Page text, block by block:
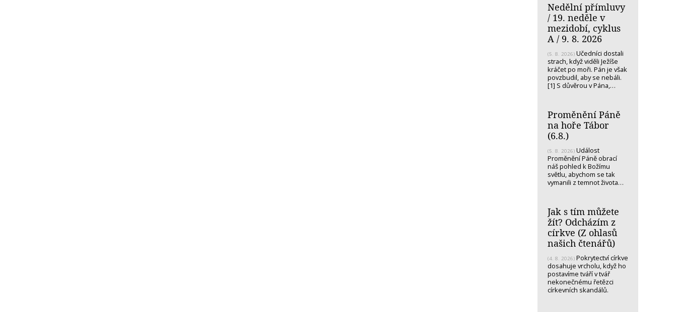
Nedělní přímluvy
/ 19. neděle v
mezidobí, cyklus
A / 9. 8. 2026
(5. 8. 2026) Učedníci dostali
strach, když viděli Ježíše
kráčet po moři. Pán je však
povzbudil, aby se nebáli.
[1] S důvěrou v Pána,…
Proměnění Páně
na hoře Tábor
(6.8.)
(5. 8. 2026) Událost
Proměnění Páně obrací
náš pohled k Božímu
světlu, abychom se tak
vymanili z temnot života…
Jak s tím můžete
žít? Odcházím z
církve (Z ohlasů
našich čtenářů)
(4. 8. 2026) Pokrytectví církve
dosahuje vrcholu, když ho
postavíme tváří v tvář
nekonečnému řetězci
církevních skandálů.